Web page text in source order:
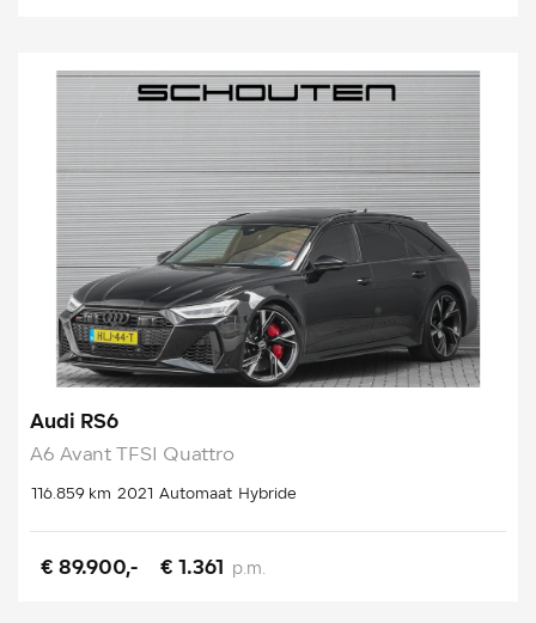
Audi RS6
A6 Avant TFSI Quattro
116.859 km 2021 Automaat Hybride
€ 89.900,- € 1.361 p.m.